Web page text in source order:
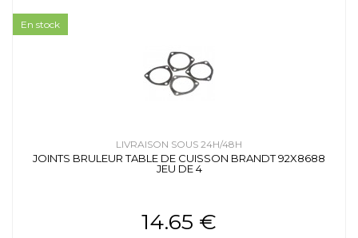
LIVRAISON SOUS 24H/48H
JOINTS BRULEUR TABLE DE CUISSON BRANDT 92X8688
JEU DE 4
14.65 €
En stock